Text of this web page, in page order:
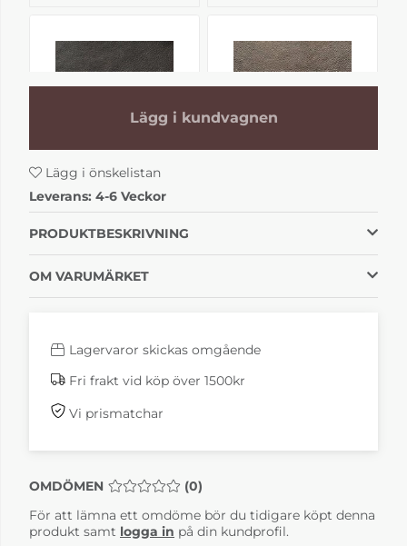
Karin Läder Dakota
28
46 130 kr
29
Karin Linara grå 264
33 805 kr
Karin Linara ljusgrå
Lägg i kundvagnen
Lägg i önskelistan
Leverans: 4-6 Veckor
PRODUKTBESKRIVNING
OM VARUMÄRKET
Lagervaror skickas omgående
Fri frakt vid köp över 1500kr
Vi prismatchar
OMDÖMEN MEDELBETYG 0 AV 5 ANTAL BETYG 0
(0)
För att lämna ett omdöme bör du tidigare köpt denna
produkt samt logga in på din kundprofil.